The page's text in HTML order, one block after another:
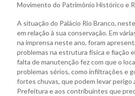
Movimento do Patrimônio Histórico e
A situação do Palácio Rio Branco,
em relação à sua conservação. Em
na imprensa neste ano, foram
problemas na estrutura física e fiação
falta de manutenção fez com que o
problemas sérios, como infiltrações e
fortes chuvas, que podem levar perigo
Prefeitura e aos contribuintes que